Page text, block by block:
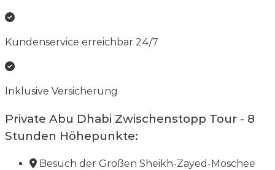
Kundenservice erreichbar 24/7
Inklusive Versicherung
Private Abu Dhabi Zwischenstopp Tour - 8
Stunden Höhepunkte:
Besuch der Großen Sheikh-Zayed-Moschee